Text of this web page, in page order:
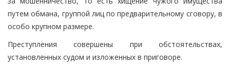
путем обмана, группой лиц по предварительному сговору, в
особо крупном размере.
Преступления совершены при обстоятельствах,
установленных судом и изложенных в приговоре.